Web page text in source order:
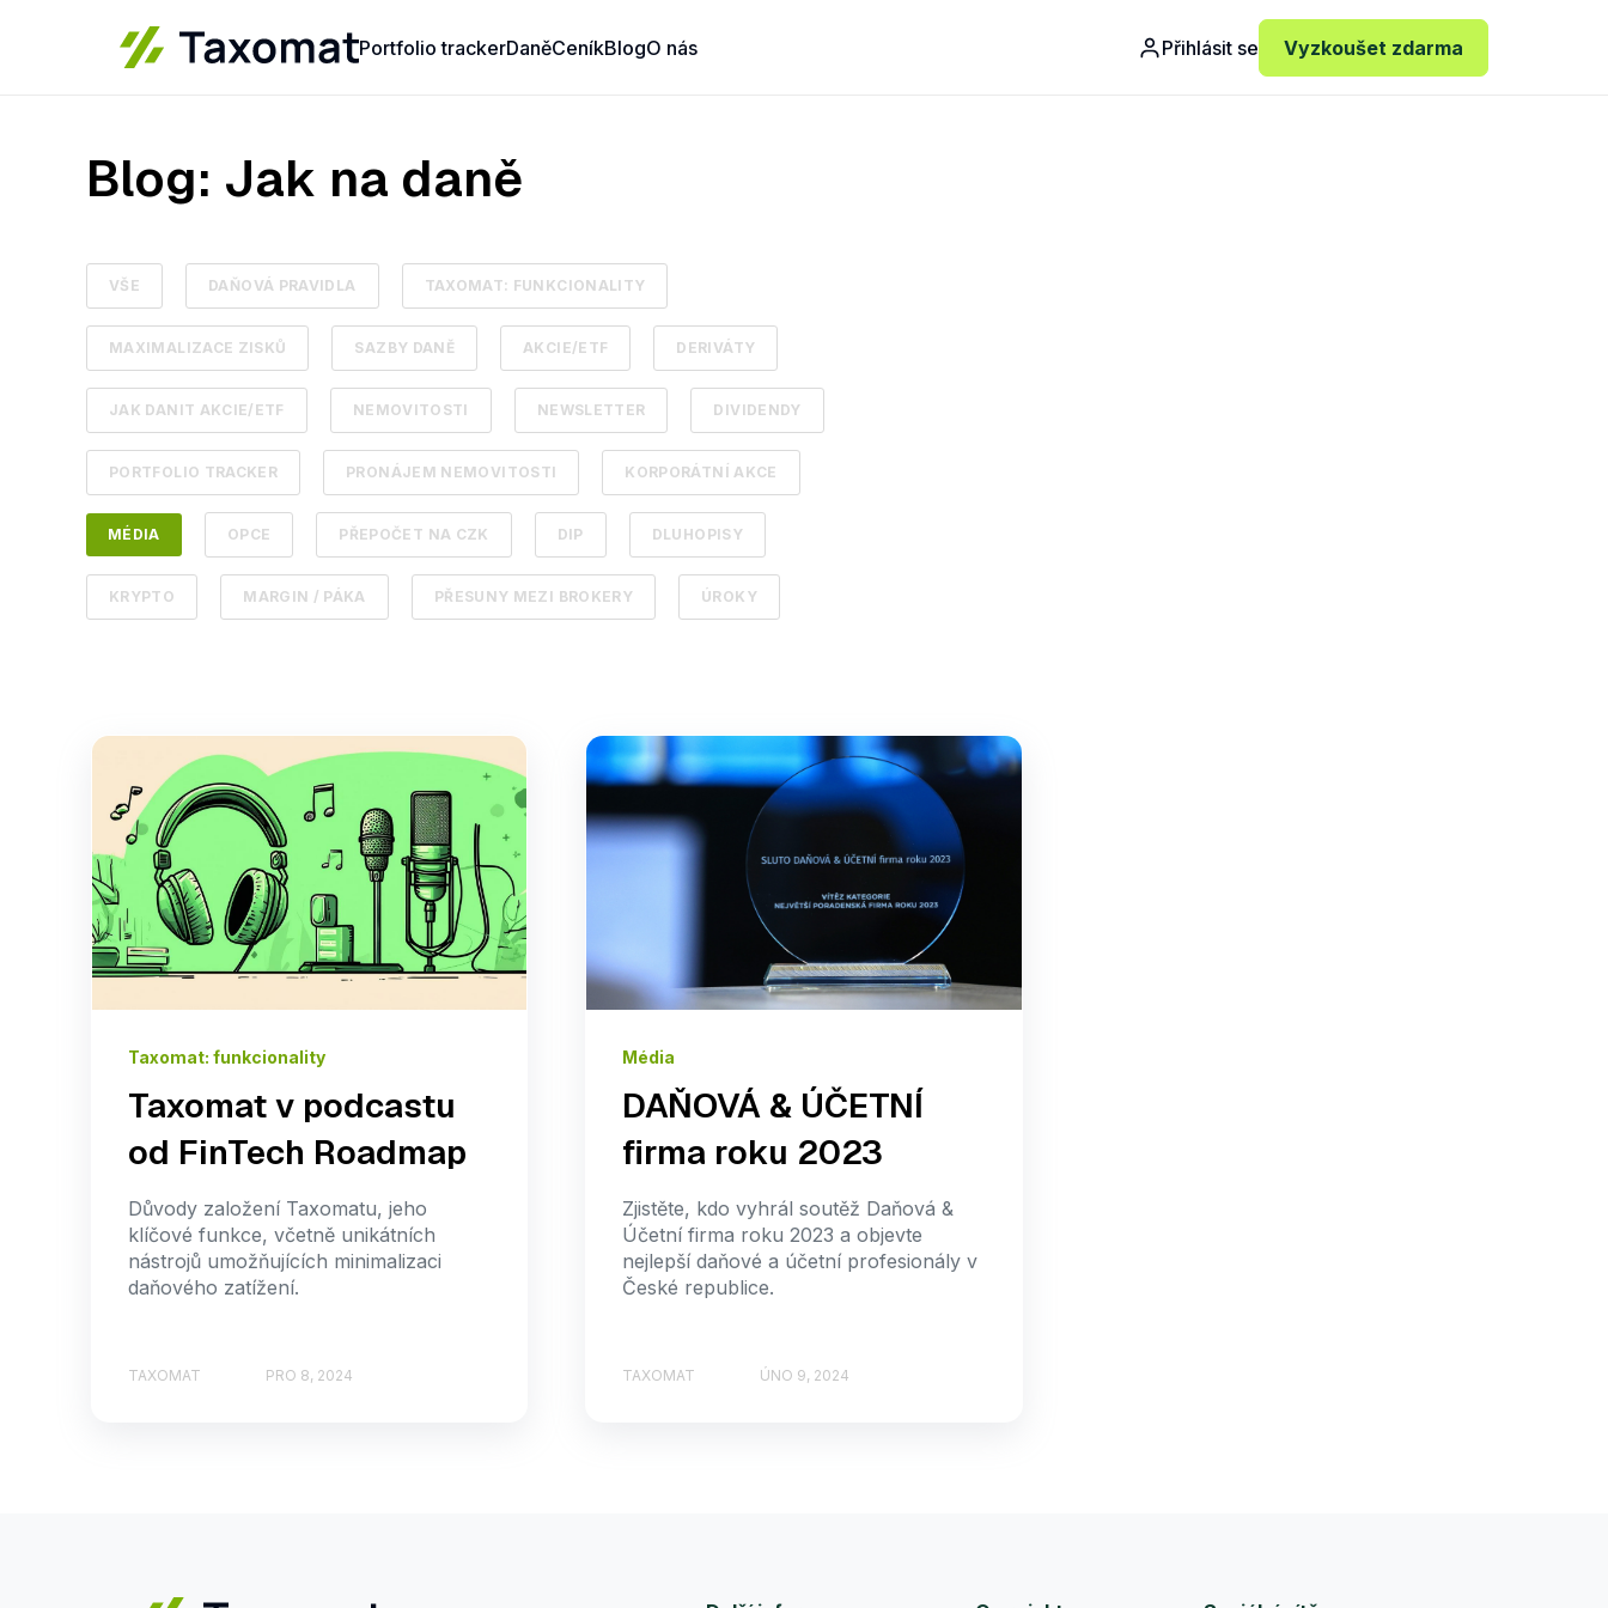
Blog: Jak na daně
VŠE DAŇOVÁ PRAVIDLA TAXOMAT: FUNKCIONALITY
MAXIMALIZACE ZISKŮ SAZBY DANĚ AKCIE/ETF DERIVÁTY
JAK DANIT AKCIE/ETF NEMOVITOSTI NEWSLETTER DIVIDENDY
PORTFOLIO TRACKER PRONÁJEM NEMOVITOSTI KORPORÁTNÍ AKCE
MÉDIA OPCE PŘEPOČET NA CZK DIP DLUHOPISY
KRYPTO MARGIN / PÁKA PŘESUNY MEZI BROKERY ÚROKY
Taxomat: funkcionality
Taxomat v podcastu
od FinTech Roadmap
Důvody založení Taxomatu, jeho
klíčové funkce, včetně unikátních
nástrojů umožňujících minimalizaci
daňového zatížení.
TAXOMAT PRO 8, 2024
Média
DAŇOVÁ & ÚČETNÍ
firma roku 2023
Zjistěte, kdo vyhrál soutěž Daňová &
Účetní firma roku 2023 a objevte
nejlepší daňové a účetní profesionály v
České republice.
TAXOMAT ÚNO 9, 2024
Portfolio trackerDaněCeníkBlogO nás Přihlásit se Vyzkoušet zdarma